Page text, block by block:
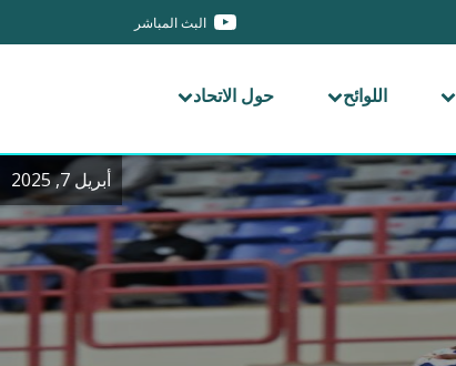
البث المباشر
اللوائح حول الاتحاد
أبريل 7, 2025